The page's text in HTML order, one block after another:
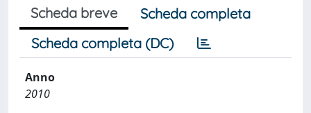
Scheda breve
Scheda completa
Scheda completa (DC)
Anno
2010